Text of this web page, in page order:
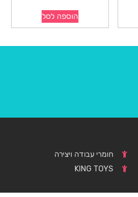
הוספה לסל
חומרי עבודה ויצירה
KING TOYS